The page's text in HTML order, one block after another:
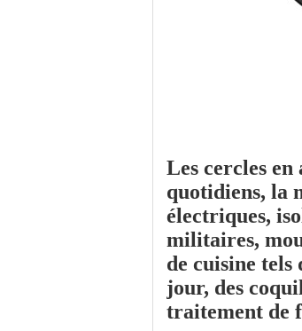
Les cercles
quotidiens, la
électriques,
militaires,
de cuisine tels
jour, des
traitement de